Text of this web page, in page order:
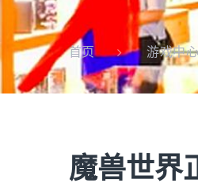
首页 游戏中
魔兽世界